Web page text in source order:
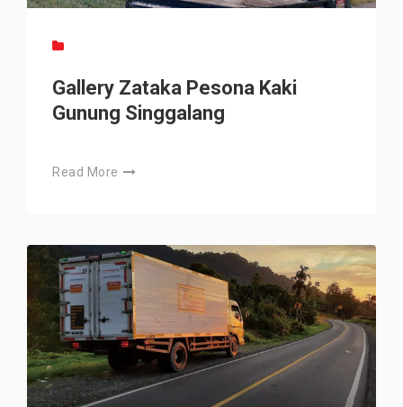
Gallery Zataka Pesona Kaki
Gunung Singgalang
Read More